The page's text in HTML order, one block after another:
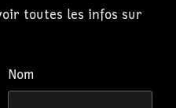
toutes les infos sur
Nom